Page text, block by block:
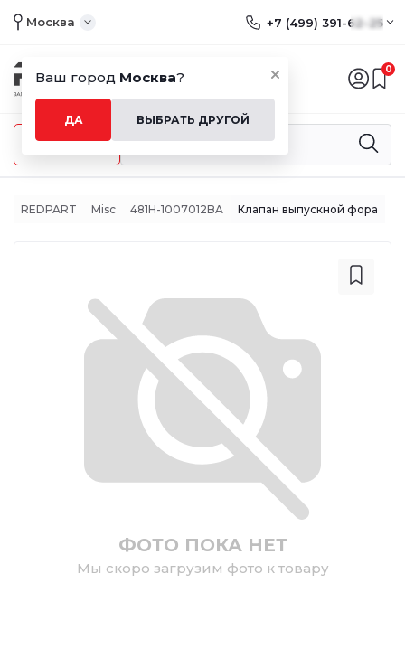
Ваш город Москва?
ДА ВЫБРАТЬ ДРУГОЙ
Москва +7 (499) 391-62-25
0
Меню
REDPART Misc 481H-1007012BA Клапан выпускной фора
ФОТО ПОКА НЕТ
Мы скоро загрузим фото к товару